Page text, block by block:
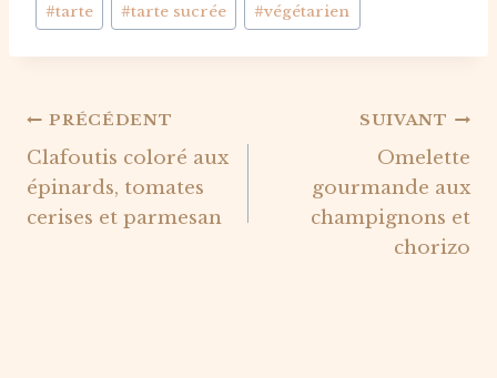
la
#tarte #tarte sucrée #végétarien
Navigation
de
l’article
PRÉCÉDENT
Clafoutis coloré aux
épinards, tomates
cerises et parmesan
SUIVANT
Omelette
gourmande aux
champignons et
chorizo